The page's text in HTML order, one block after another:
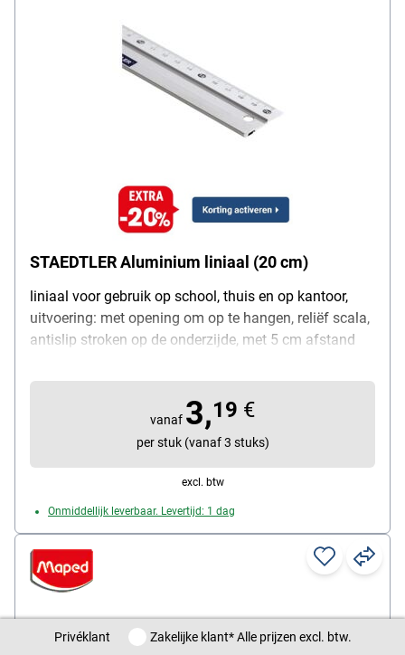
STAEDTLER Aluminium liniaal (20 cm)
liniaal voor gebruik op school, thuis en op kantoor,
uitvoering: met opening om op te hangen, reliëf scala,
antislip stroken op de onderzijde, met 5 cm afstand
aluminium, lengte: 30 cm, kleur: zilverkleur, inhoud per
vanaf 3,19 €
per stuk (vanaf 3 stuks)
excl. btw
Onmiddellijk leverbaar. Levertijd: 1 dag
PrivéklantPrivéklant / Zakelijke klant
Zakelijke klant* Alle prijzen excl. btw.